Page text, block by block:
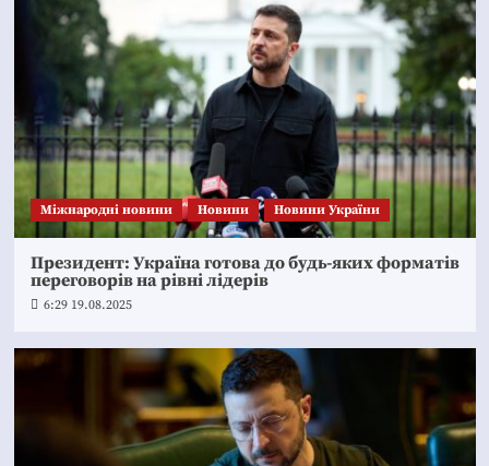
Міжнародні новини Новини Новини України
Президент: Україна готова до будь-яких форматів
переговорів на рівні лідерів
6:29 19.08.2025